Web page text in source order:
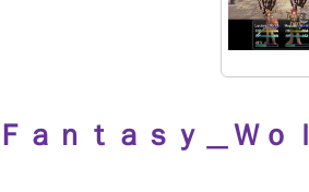
ａｎｔａｓｙ＿Ｗｏ